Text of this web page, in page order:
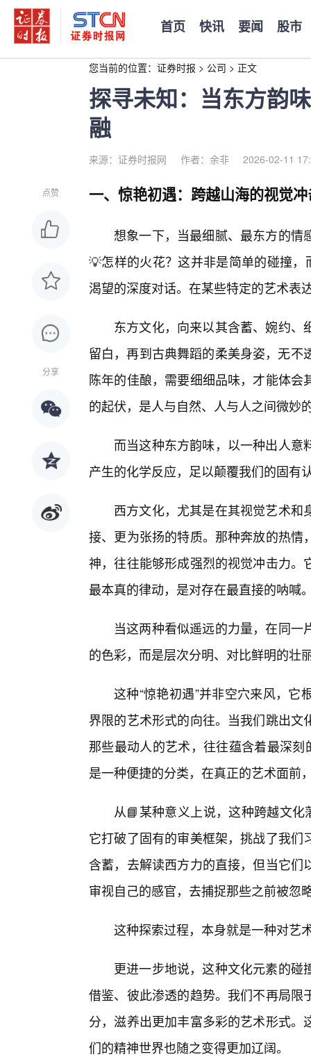
首页 快讯 要闻 股市
您当前的位置： 证券时报 > 公司 > 正文
探寻未知：当东方韵
融
来源：证券时报网 作者：余非 2026-02-11
点赞
分享
一、惊艳初遇：跨越山海的视觉
想象一下，当最细腻、最东方的情
💡怎样的火花？这并非是简单的碰撞
渴望的深度对话。在某些特定的艺术表
东方文化，向来以其含蓄、婉约
留白，再到古典舞蹈的柔美身姿，无
陈年的佳酿，需要细细品味，才能体
的起伏，是人与自然、人与人之间微妙
而当这种东方韵味，以一种出人
产生的化学反应，足以颠覆我们的固有
西方文化，尤其是在其视觉艺术
接、更为张扬的特质。那种奔放的热
神，往往能够形成强烈的视觉冲击力
最本真的律动，是对存在最直接的呐喊
当这两种看似遥远的力量，在同
的色彩，而是层次分明、对比鲜明的壮
这种“惊艳初遇”并非空穴来风，
界限的艺术形式的向往。当我们跳出
那些最动人的艺术，往往蕴含着最深
是一种便捷的分类，在真正的艺术面前
从📘某种意义上说，这种跨越文化
它打破了固有的审美框架，挑战了我
含蓄，去解读西方力的直接，但当它
审视自己的感官，去捕捉那些之前被忽
这种探索过程，本身就是一种对艺
更进一步地说，这种文化元素的
借鉴、彼此渗透的趋势。我们不再局
分，滋养出更加丰富多彩的艺术形式
们的精神世界也随之变得更加辽阔。